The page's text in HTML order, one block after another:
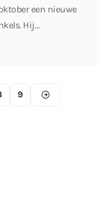
een nieuwe
Hij…
9